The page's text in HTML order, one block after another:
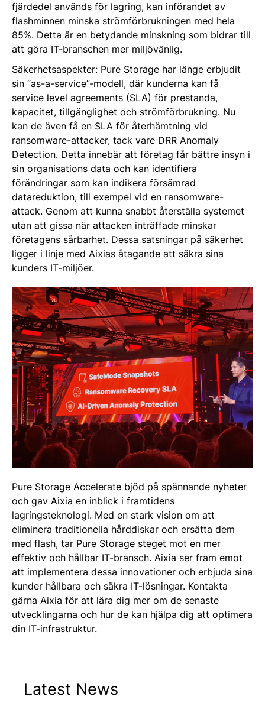
fjärdedel används för lagring, kan införandet av
flashminnen minska strömförbrukningen med hela
85%. Detta är en betydande minskning som bidrar till
att göra IT-branschen mer miljövänlig.
Säkerhetsaspekter: Pure Storage har länge erbjudit
sin “as-a-service”-modell, där kunderna kan få
service level agreements (SLA) för prestanda,
kapacitet, tillgänglighet och strömförbrukning. Nu
kan de även få en SLA för återhämtning vid
ransomware-attacker, tack vare DRR Anomaly
Detection. Detta innebär att företag får bättre insyn i
sin organisations data och kan identifiera
förändringar som kan indikera försämrad
datareduktion, till exempel vid en ransomware-
attack. Genom att kunna snabbt återställa systemet
utan att gissa när attacken inträffade minskar
företagens sårbarhet. Dessa satsningar på säkerhet
ligger i linje med Aixias åtagande att säkra sina
kunders IT-miljöer.
Pure Storage Accelerate bjöd på spännande nyheter
och gav Aixia en inblick i framtidens
lagringsteknologi. Med en stark vision om att
eliminera traditionella hårddiskar och ersätta dem
med flash, tar Pure Storage steget mot en mer
effektiv och hållbar IT-bransch. Aixia ser fram emot
att implementera dessa innovationer och erbjuda sina
kunder hållbara och säkra IT-lösningar. Kontakta
gärna Aixia för att lära dig mer om de senaste
utvecklingarna och hur de kan hjälpa dig att optimera
din IT-infrastruktur.
Latest News